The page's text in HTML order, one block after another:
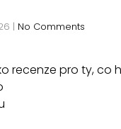
| No Comments
recenze pro ty, co